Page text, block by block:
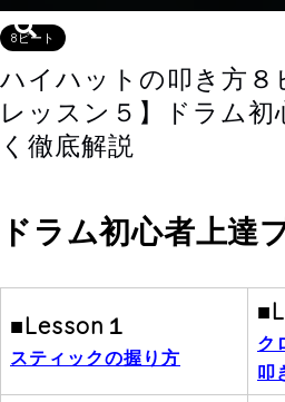
8ビート
ハイハットの叩き方８
レッスン５】ドラム初
く徹底解説
ドラム初心者上達
■Lesson１
スティックの握り方
ク
叩